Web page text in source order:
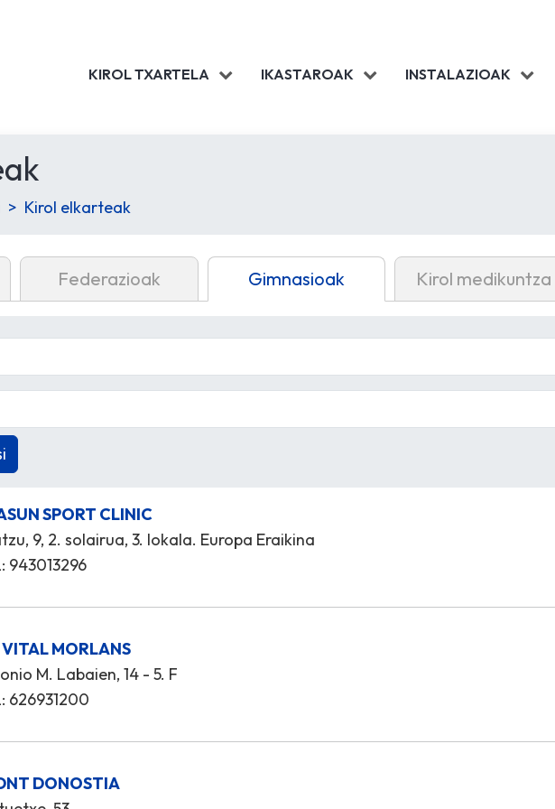
KIROL TXARTELA IKASTAROAK INSTALAZIOAK
Kirol elkarteak
Federazioak Gimnasioak Kirol medikuntza
SPORT CLINIC
9, 2. solairua, 3. lokala. Europa Eraikina
943013296
MORLANS
M. Labaien, 14 - 5. F
626931200
DONOSTIA